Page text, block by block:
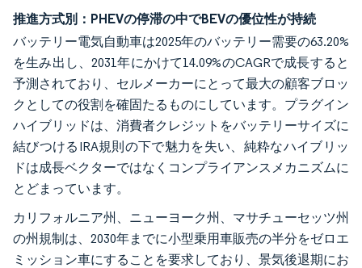
推進方式別：PHEVの停滞の中でBEVの優位性が持続
バッテリー電気自動車は2025年のバッテリー需要の63.20%
を生み出し、2031年にかけて14.09%のCAGRで成長すると
予測されており、セルメーカーにとって最大の顧客ブロッ
クとしての役割を確固たるものにしています。プラグイン
ハイブリッドは、消費者クレジットをバッテリーサイズに
結びつけるIRA規則の下で魅力を失い、純粋なハイブリッ
ドは成長ベクターではなくコンプライアンスメカニズムに
とどまっています。
カリフォルニア州、ニューヨーク州、マサチューセッツ州
の州規制は、2030年までに小型乗用車販売の半分をゼロエ
ミッション車にすることを要求しており、景気後退期にお